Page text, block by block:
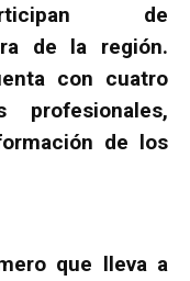
de
de la región.
con cuatro
profesionales,
de los
que lleva a